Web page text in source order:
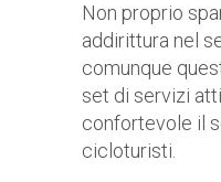
Non proprio
addirittura nel
comunque
set di servizi
confortevole il
cicloturisti.